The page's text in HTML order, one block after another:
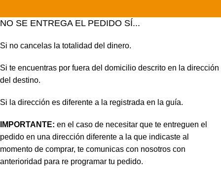
NO SE ENTREGA EL PEDIDO SÍ...
Si no cancelas la totalidad del dinero.
Si te encuentras por fuera del domicilio descrito en la dirección
del destino.
Si la dirección es diferente a la registrada en la guía.
IMPORTANTE: en el caso de necesitar que te entreguen el
pedido en una dirección diferente a la que indicaste al
momento de comprar, te comunicas con nosotros con
anterioridad para re programar tu pedido.